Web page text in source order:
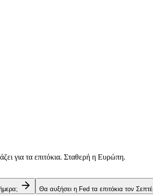
για τα επιτόκια. Σταθερή η Ευρώπη.
Θα αυξήσει η Fed τα επιτόκια τον